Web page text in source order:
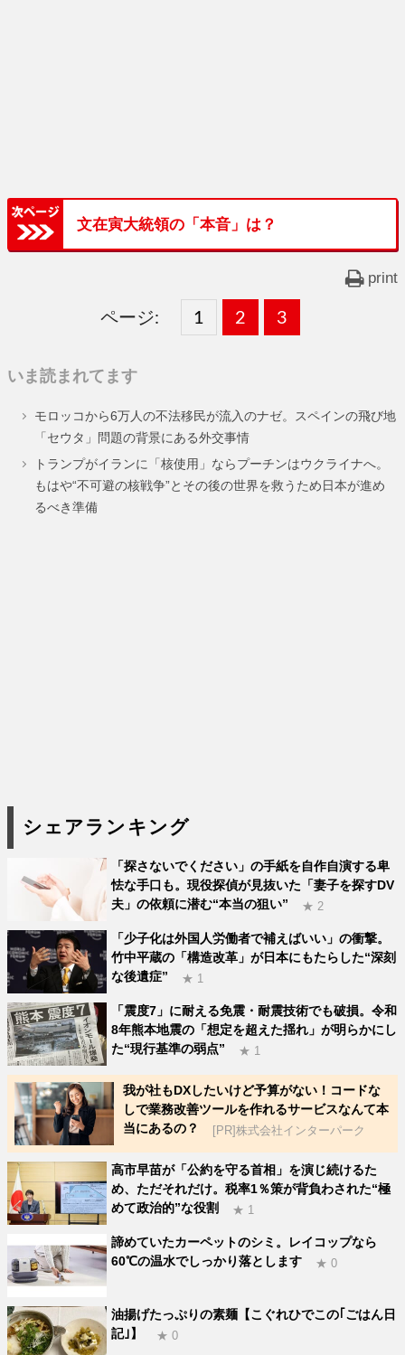
文在寅大統領の「本音」は？
print
ページ:
固
ー
ジ
1 ,
固
ー
ジ
2 ,
固
ー
ジ
3
いま読まれてます
モロッコから6万人の不法移民が流入のナゼ。スペインの飛び地
「セウタ」問題の背景にある外交事情
トランプがイランに「核使用」ならプーチンはウクライナへ。
もはや“不可避の核戦争”とその後の世界を救うため日本が進め
るべき準備
シェアランキング
「探さないでください」の手紙を自作自演する卑
怯な手口も。現役探偵が見抜いた「妻子を探すDV
夫」の依頼に潜む“本当の狙い”
★ 2
「少子化は外国人労働者で補えばいい」の衝撃。
竹中平蔵の「構造改革」が日本にもたらした“深刻
な後遺症”
★ 1
「震度7」に耐える免震・耐震技術でも破損。令和
8年熊本地震の「想定を超えた揺れ」が明らかにし
た“現行基準の弱点”
★ 1
我が社もDXしたいけど予算がない！コードな
しで業務改善ツールを作れるサービスなんて本
当にあるの？
[PR]株式会社インターパーク
高市早苗が「公約を守る首相」を演じ続けるた
め、ただそれだけ。税率1％策が背負わされた“極
めて政治的”な役割
★ 1
諦めていたカーペットのシミ。レイコップなら
60℃の温水でしっかり落とします
★ 0
油揚げたっぷりの素麺【こぐれひでこの｢ごはん日
記｣】
★ 0